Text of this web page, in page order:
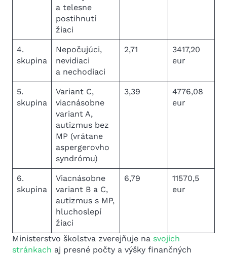
a telesne
postihnutí
žiaci
4.
skupina
Nepočujúci,
nevidiaci
a nechodiaci
2,71
3417,20
eur
5.
skupina
Variant C,
viacnásobne
variant A,
autizmus bez
MP (vrátane
aspergerovho
syndrómu)
3,39
4776,08
eur
6.
skupina
Viacnásobne
variant B a C,
autizmus s MP,
hluchoslepí
žiaci
6,79
11570,5
eur
Ministerstvo školstva zverejňuje na svojich
stránkach aj presné počty a výšky finančných